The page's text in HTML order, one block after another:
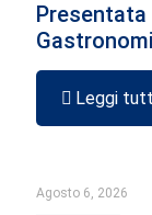
Presentata
Leggi
Agosto 6, 2026